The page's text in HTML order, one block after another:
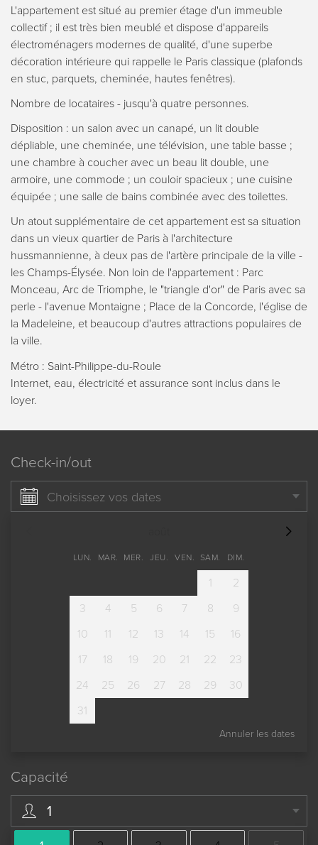
L'appartement est situé au premier étage d'un immeuble
collectif ; il est très bien meublé et dispose d'appareils
électroménagers modernes de qualité, d'une superbe
décoration intérieure qui rappelle le Paris classique (plafonds
en stuc, parquets, cheminée, hautes fenêtres).
Nombre de locataires - jusqu'à quatre personnes.
Disposition : un salon avec un canapé, un lit double
dépliable, une cheminée, une télévision, une table basse ;
une chambre à coucher avec un beau lit double, une
armoire, une commode ; un couloir spacieux ; une cuisine
équipée ; une salle de bains combinée avec des toilettes.
Un atout supplémentaire de cet appartement est sa situation
dans un vieux quartier de Paris à l'architecture
hussmannienne, à deux pas de l'artère principale de la ville -
les Champs-Élysée. Non loin de l'appartement : Parc
Monceau, Arc de Triomphe, le "triangle d'or" de Paris avec sa
perle - l'avenue Montaigne ; Place de la Concorde, l'église de
la Madeleine, et beaucoup d'autres attractions populaires de
la ville.
Métro : Saint-Philippe-du-Roule
Internet, eau, électricité et assurance sont inclus dans le
loyer.
Check-in/out
Choisissez vos dates
LUN. MAR. MER. JEU. VEN. SAM. DIM.
1
2
3
4 5 6 7 8
9
10
11 12 13 14 15
16
17
18 19 20 21 22
23
24
25 26 27 28 29
30
31
Annuler les dates
Capacité
1